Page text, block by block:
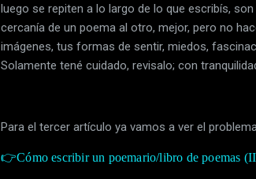
luego se repiten a lo largo de lo que escribís,
cercanía de un poema al otro, mejor, pero no
imágenes, tus formas de sentir, miedos,
Solamente tené cuidado, revisalo; con
Para el tercer artículo ya vamos a ver el
👉Cómo escribir un poemario/libro de poemas